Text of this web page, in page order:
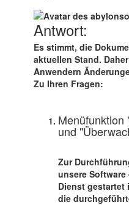
Antwort:
Es stimmt, die
aktuellen Stand.
Anwendern
Zu Ihren Fragen:
Menüfunktion
und
Zur
unsere
Dienst gestartet
die